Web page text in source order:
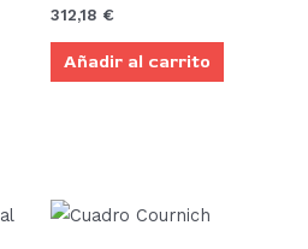
312,18 €
Añadir al carrito